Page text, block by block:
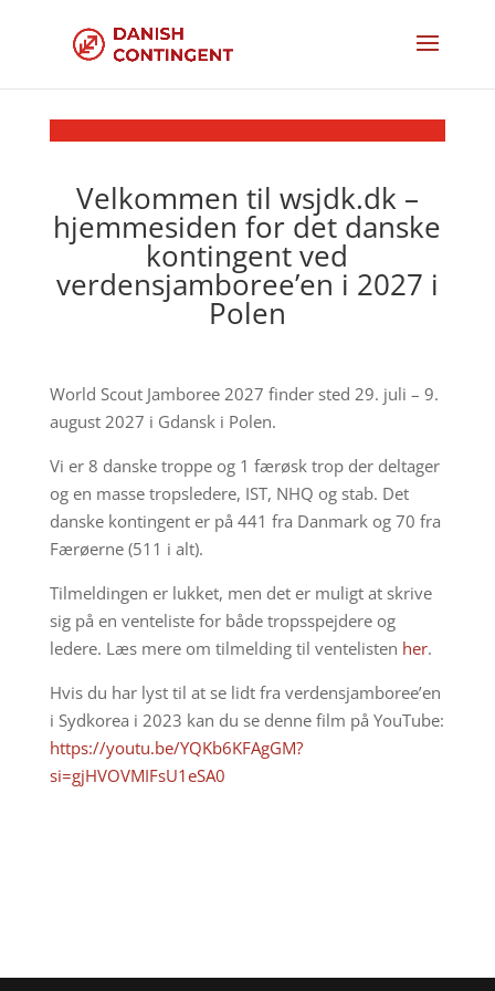
Velkommen til wsjdk.dk –
hjemmesiden for det danske
kontingent ved
verdensjamboree’en i 2027 i
Polen
World Scout Jamboree 2027 finder sted 29. juli – 9.
august 2027 i Gdansk i Polen.
Vi er 8 danske troppe og 1 færøsk trop der deltager
og en masse tropsledere, IST, NHQ og stab. Det
danske kontingent er på 441 fra Danmark og 70 fra
Færøerne (511 i alt).
Tilmeldingen er lukket, men det er muligt at skrive
sig på en venteliste for både tropsspejdere og
ledere. Læs mere om tilmelding til ventelisten her.
Hvis du har lyst til at se lidt fra verdensjamboree’en
i Sydkorea i 2023 kan du se denne film på YouTube:
https://youtu.be/YQKb6KFAgGM?
si=gjHVOVMIFsU1eSA0